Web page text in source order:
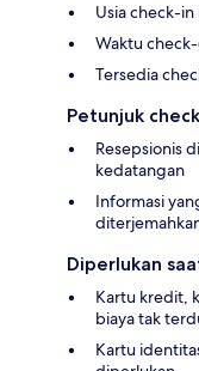
Usia check-in
Waktu
Tersedia
Petunjuk
Resepsionis
kedatangan
Informasi
Diperlukan
Kartu kredit,
biaya tak
Kartu